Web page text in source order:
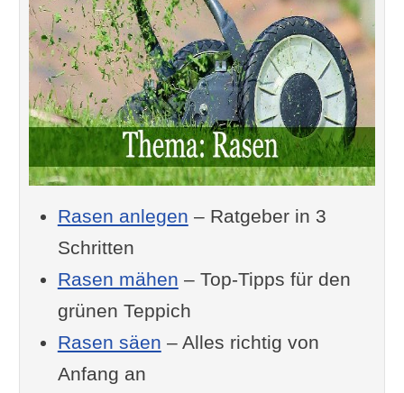
Rasen anlegen – Ratgeber in 3
Schritten
Rasen mähen – Top-Tipps für den
grünen Teppich
Rasen säen – Alles richtig von
Anfang an